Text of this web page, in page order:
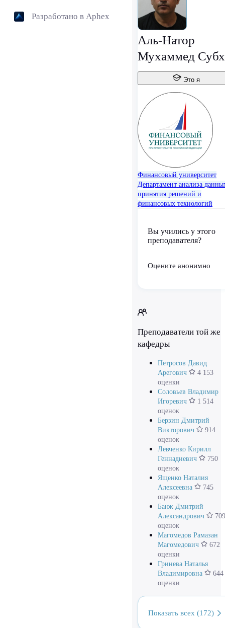
Разработано в Aphex
Аль-Натор
Мухаммед
Это я
Финансовый университет
Департамент анализа
принятия решений и
финансовых технологий
Вы учились у этого
преподавателя?
Оцените анонимно
Преподаватели той же
кафедры
Петросов Давид
Арегович
4 153
оценки
Соловьев Владимир
Игоревич
1 514
оценок
Берзин Дмитрий
Викторович
914
оценок
Левченко Кирилл
Геннадиевич
750
оценок
Ященко Наталия
Алексеевна
745
оценок
Баюк Дмитрий
Александрович
709
оценок
Магомедов Рамазан
Магомедович
672
оценки
Гринева Наталья
Владимировна
644
оценки
Показать всех (172)